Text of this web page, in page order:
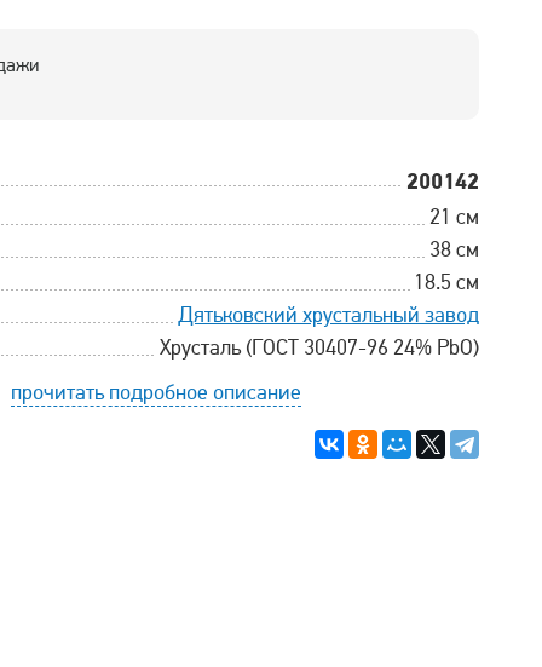
200142
21 см
38 см
18.5 см
Дятьковский хрустальный завод
Хрусталь (ГОСТ 30407-96 24% PbO)
прочитать подробное описание